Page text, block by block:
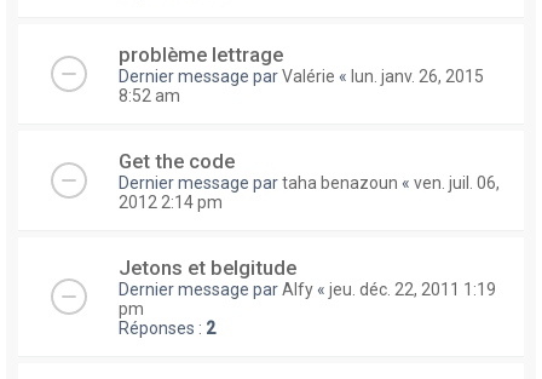
problème lettrage
Dernier message parValérie « lun. janv. 26, 2015
8:52 am
Get the code
Dernier message partaha benazoun « ven. juil. 06,
2012 2:14 pm
Jetons et belgitude
Dernier message parAlfy « jeu. déc. 22, 2011 1:19
pm
Réponses : 2